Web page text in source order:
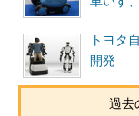
トヨタ
開発
過去